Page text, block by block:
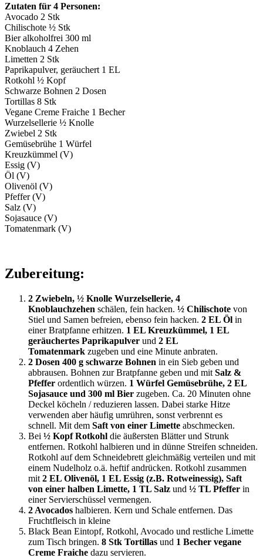
Zutaten für 4 Personen:
Avocado 2 Stk
Chilischote ½ Stk
Bier alkoholfrei 300 ml
Knoblauch 4 Zehen
Limetten 2 Stk
Paprikapulver, geräuchert 1 EL
Rotkohl ½ Kopf
Schwarze Bohnen 2 Dosen
Tortillas 8 Stk
Vegane Creme Fraiche 1 Becher
Wurzelsellerie ½ Knolle
Zwiebel 2 Stk
Gemüsebrühe 1 Würfel
Kreuzkümmel (V)
Essig (V)
Öl (V)
Olivenöl (V)
Pfeffer (V)
Salz (V)
Sojasauce (V)
Tomatenmark (V)
Zubereitung:
2 Zwiebeln, ½ Knolle Wurzelsellerie, 4
Knoblauchzehen schälen, fein hacken. ½ Chilischote von
Stiel und Samen befreien, ebenso fein hacken. 2 EL Öl in
einer Bratpfanne erhitzen. 1 EL Kreuzkümmel, 1 EL
geräuchertes Paprikapulver und 2 EL
Tomatenmark zugeben und eine Minute anbraten.
2 Dosen 400 g schwarze Bohnen in ein Sieb geben und
abbrausen. Bohnen zur Bratpfanne geben und mit Salz &
Pfeffer ordentlich würzen. 1 Würfel Gemüsebrühe, 2 EL
Sojasauce und 300 ml Bier zugeben. Ca. 20 Minuten ohne
Deckel köcheln / reduzieren lassen. Dabei starke Hitze
verwenden aber häufig umrühren, sonst verbrennt es
schnell. Mit dem Saft von einer Limette abschmecken.
Bei ½ Kopf Rotkohl die äußersten Blätter und Strunk
entfernen. Rotkohl halbieren und in dünne Streifen schneiden.
Rotkohl auf dem Schneidebrett gleichmäßig verteilen und mit
einem Nudelholz o.ä. heftif andrücken. Rotkohl zusammen
mit 2 EL Olivenöl, 1 EL Essig (z.B. Rotweinessig), Saft
von einer halben Limette, 1 TL Salz und ½ TL Pfeffer in
einer Servierschüssel vermengen.
2 Avocados halbieren. Kern und Schale entfernen. Das
Fruchtfleisch in kleine
Black Bean Eintopf, Rotkohl, Avocado und restliche Limette
zum Tisch bringen. 8 Stk Tortillas und 1 Becher vegane
Creme Fraiche dazu servieren.